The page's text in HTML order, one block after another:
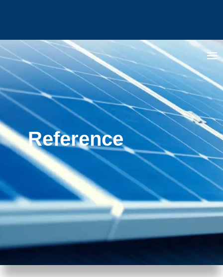
Reference